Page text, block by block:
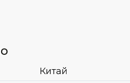
Китай